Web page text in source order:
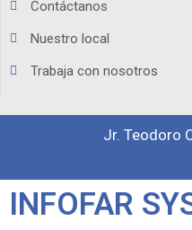
Contáctanos
Nuestro local
Trabaja con nosotros
Jr. Teodoro
INFOFAR